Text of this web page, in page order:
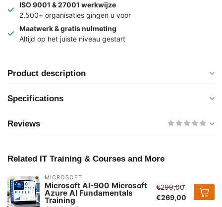
ISO 9001 & 27001 werkwijze
2.500+ organisaties gingen u voor
Maatwerk & gratis nulmeting
Altijd op het juiste niveau gestart
Product description
Specifications
Reviews
Related IT Training & Courses and More
MICROSOFT
Microsoft AI-900 Microsoft
Azure AI Fundamentals
Training
€299,00
€269,00